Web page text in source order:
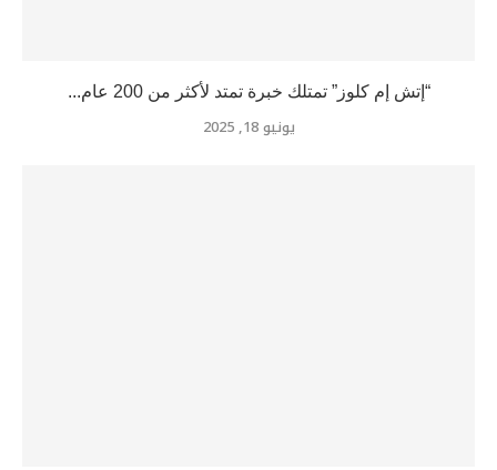
“إتش إم كلوز” تمتلك خبرة تمتد لأكثر من 200 عام...
يونيو 18, 2025